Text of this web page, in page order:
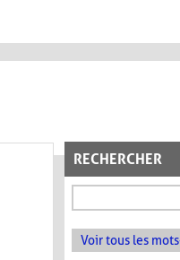
RECHERCHER
Voir tous les